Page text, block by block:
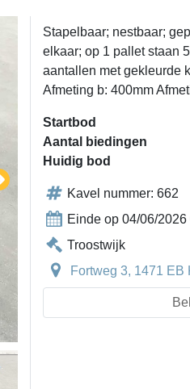
Stapelbaar; nestbaar;
elkaar; op 1 pallet staan
aantallen met gekleurde
Afmeting b: 400mm
Startbod
Aantal biedingen
Huidig bod
Kavel nummer: 662
Einde op 04/06/2026
Troostwijk
Fortweg 3, 1471 EB